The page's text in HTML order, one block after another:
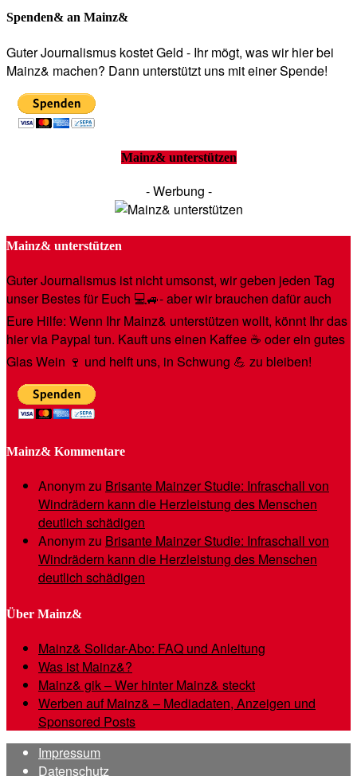
Spenden& an Mainz&
Guter Journalismus kostet Geld - Ihr mögt, was wir hier bei
Mainz& machen? Dann unterstützt uns mit einer Spende!
Mainz& unterstützen
- Werbung -
Mainz& unterstützen
Guter Journalismus ist nicht umsonst, wir geben jeden Tag
unser Bestes für Euch 💻🚙- aber wir brauchen dafür auch
Eure Hilfe: Wenn Ihr Mainz& unterstützen wollt, könnt Ihr das
hier via Paypal tun. Kauft uns einen Kaffee ☕️ oder ein gutes
Glas Wein 🍷 und helft uns, in Schwung 💪 zu bleiben!
Mainz& Kommentare
Anonymzu Brisante Mainzer Studie: Infraschall von
Windrädern kann die Herzleistung des Menschen
deutlich schädigen
Anonymzu Brisante Mainzer Studie: Infraschall von
Windrädern kann die Herzleistung des Menschen
deutlich schädigen
Über Mainz&
Mainz& Solidar-Abo: FAQ und Anleitung
Was ist Mainz&?
Mainz& gik – Wer hinter Mainz& steckt
Werben auf Mainz& – Mediadaten, Anzeigen und
Sponsored Posts
Impressum
Datenschutz